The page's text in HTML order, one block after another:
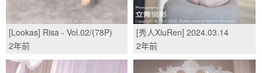
[Lookas] Risa - Vol.02/(78P)
2年前
[秀人XiuRen] 2024.03.14
No.8231 林星阑/(84P)
2年前